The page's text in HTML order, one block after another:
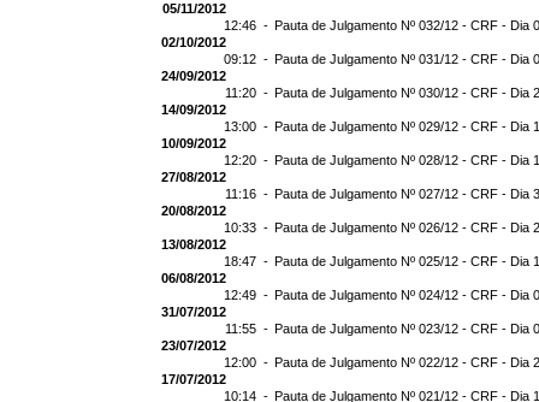
05/11/2012
12:46 - Pauta de Julgamento Nº 032/12 - CRF - Dia
02/10/2012
09:12 - Pauta de Julgamento Nº 031/12 - CRF - Dia
24/09/2012
11:20 - Pauta de Julgamento Nº 030/12 - CRF - Dia
14/09/2012
13:00 - Pauta de Julgamento Nº 029/12 - CRF - Dia
10/09/2012
12:20 - Pauta de Julgamento Nº 028/12 - CRF - Dia
27/08/2012
11:16 - Pauta de Julgamento Nº 027/12 - CRF - Dia
20/08/2012
10:33 - Pauta de Julgamento Nº 026/12 - CRF - Dia
13/08/2012
18:47 - Pauta de Julgamento Nº 025/12 - CRF - Dia
06/08/2012
12:49 - Pauta de Julgamento Nº 024/12 - CRF - Dia
31/07/2012
11:55 - Pauta de Julgamento Nº 023/12 - CRF - Dia
23/07/2012
12:00 - Pauta de Julgamento Nº 022/12 - CRF - Dia
17/07/2012
10:14 - Pauta de Julgamento Nº 021/12 - CRF - Dia